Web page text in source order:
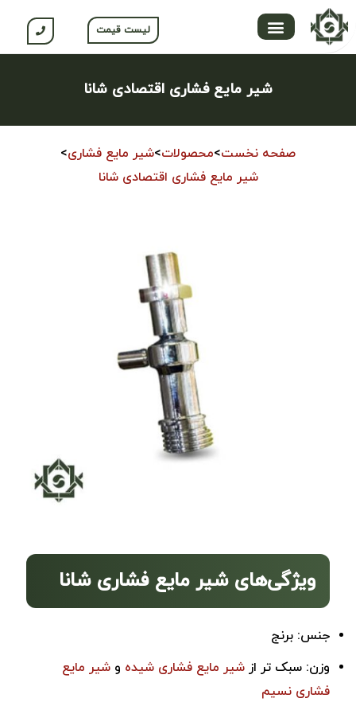
لیست قیمت
شیر مایع فشاری اقتصادی شانا
صفحه نخست>محصولات>شیر مایع فشاری>
شیر مایع فشاری اقتصادی شانا
ویژگی‌های شیر مایع فشاری شانا
جنس: برنج
وزن: سبک تر از شیر مایع فشاری شیده و شیر مایع
فشاری نسیم